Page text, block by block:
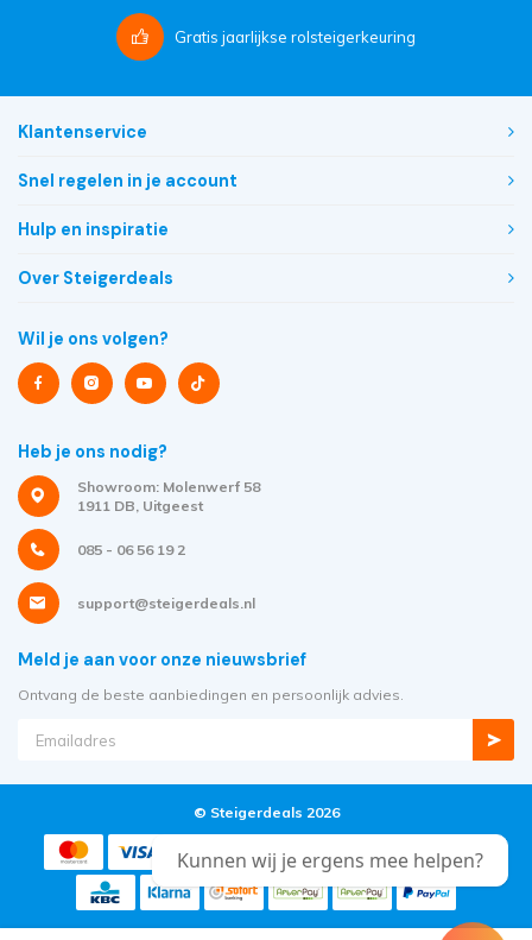
Gratis jaarlijkse rolsteigerkeuring
Klantenservice
Snel regelen in je account
Hulp en inspiratie
Over Steigerdeals
Wil je ons volgen?
Heb je ons nodig?
Showroom: Molenwerf 58
1911 DB, Uitgeest
085 - 06 56 19 2
support@steigerdeals.nl
Meld je aan voor onze nieuwsbrief
Ontvang de beste aanbiedingen en persoonlijk advies.
© Steigerdeals 2026
Kunnen wij je ergens mee helpen?